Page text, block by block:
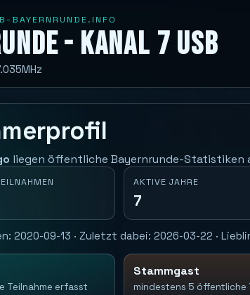
BAYERNRUNDE.INFO
- Kanal 7 USB
liegen öffentliche Bayernrunde-Statistiken
AKTIVE JAHRE
7
2020-09-13 · Zuletzt dabei: 2026-03-22 ·
Teilnahme erfasst
Stammgast
mindestens 5 öffentliche